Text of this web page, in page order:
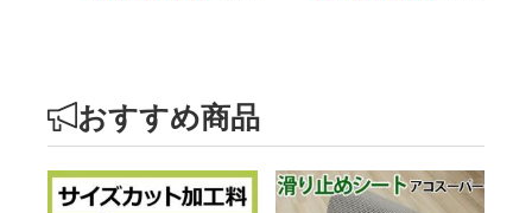
おすすめ商品